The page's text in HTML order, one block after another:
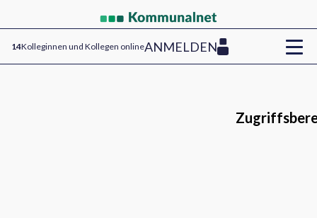
14Kolleginnen und Kollegen onlineANMELDEN